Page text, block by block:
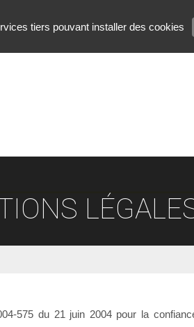
575 du 21 juin 2004 pour la
tiers pouvant installer des cookies